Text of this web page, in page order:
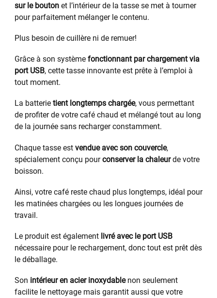
sur le bouton et l’intérieur de la tasse se met à tourner
pour parfaitement mélanger le contenu.
Plus besoin de cuillère ni de remuer!
Grâce à son système fonctionnant par chargement via
port USB, cette tasse innovante est prête à l’emploi à
tout moment.
La batterie tient longtemps chargée, vous permettant
de profiter de votre café chaud et mélangé tout au long
de la journée sans recharger constamment.
Chaque tasse est vendue avec son couvercle,
spécialement conçu pourconserver la chaleurde votre
boisson.
Ainsi, votre café reste chaud plus longtemps, idéal pour
les matinées chargées ou les longues journées de
travail.
Le produit est également livré avec le port USB
nécessaire pour le rechargement, donc tout est prêt dès
le déballage.
Son intérieur en acier inoxydablenon seulement
facilite le nettoyage mais garantit aussi que votre